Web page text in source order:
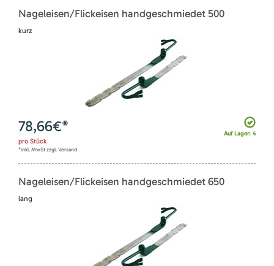
Nageleisen/Flickeisen handgeschmiedet 500
kurz
Auf Lager: 4
78,66€*
pro Stück
*inkl. MwSt zzgl. Versand
Nageleisen/Flickeisen handgeschmiedet 650
lang